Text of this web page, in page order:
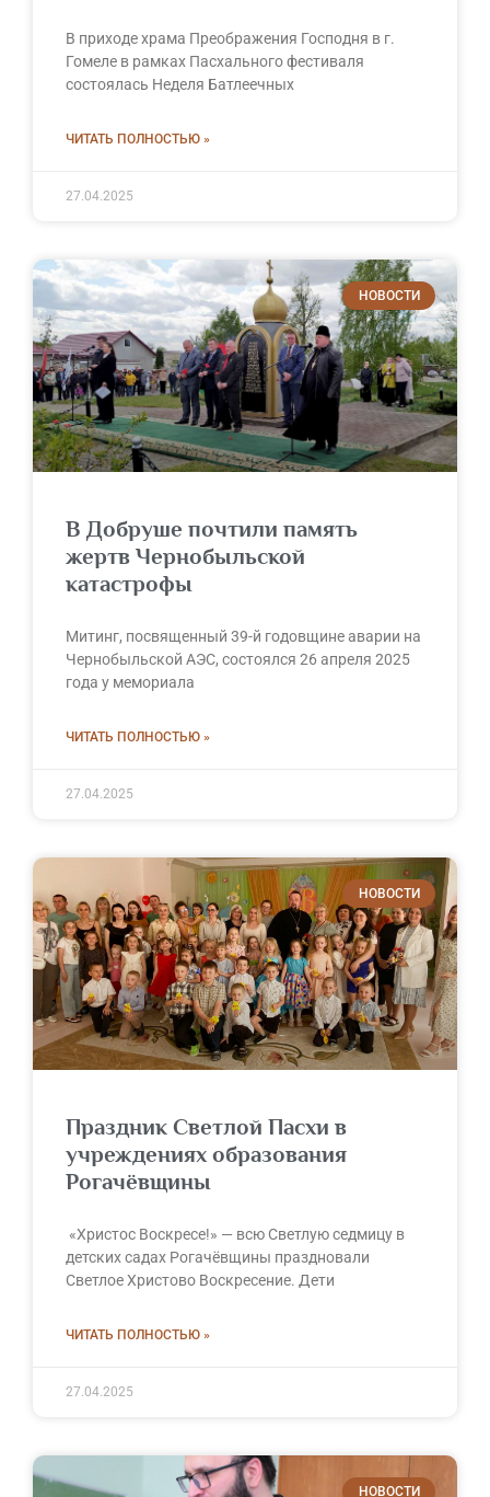
В приходе храма Преображения Господня в г.
Гомеле в рамках Пасхального фестиваля
состоялась Неделя Батлеечных
ЧИТАТЬ ПОЛНОСТЬЮ »
27.04.2025
НОВОСТИ
В Добруше почтили память
жертв Чернобыльской
катастрофы
Митинг, посвященный 39-й годовщине аварии на
Чернобыльской АЭС, состоялся 26 апреля 2025
года у мемориала
ЧИТАТЬ ПОЛНОСТЬЮ »
27.04.2025
НОВОСТИ
Праздник Светлой Пасхи в
учреждениях образования
Рогачёвщины
«Христос Воскресе!» — всю Светлую седмицу в
детских садах Рогачёвщины праздновали
Светлое Христово Воскресение. Дети
ЧИТАТЬ ПОЛНОСТЬЮ »
27.04.2025
НОВОСТИ